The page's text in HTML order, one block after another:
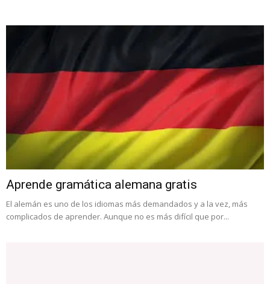
Aprende gramática alemana gratis
El alemán es uno de los idiomas más demandados y a la vez, más
complicados de aprender. Aunque no es más difícil que por...